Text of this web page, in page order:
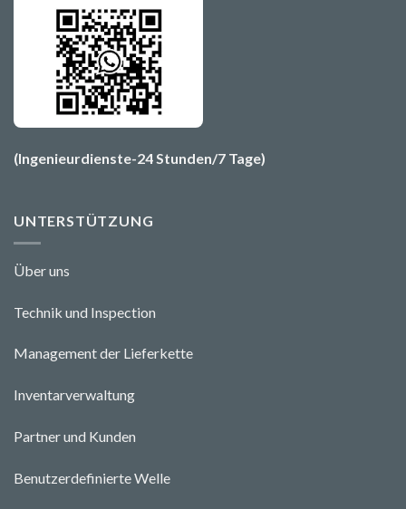
(Ingenieurdienste-24 Stunden/7 Tage)
UNTERSTÜTZUNG
Über uns
Technik und Inspection
Management der Lieferkette
Inventarverwaltung
Partner und Kunden
Benutzerdefinierte Welle